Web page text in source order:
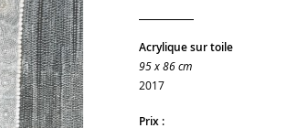
Acrylique sur toile
95 x 86 cm
2017
Prix :